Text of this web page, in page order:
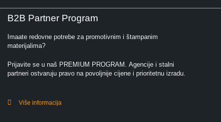
B2B Partner Program
Imaate redovne potrebe za promotivnim i štampanim
materijalima?
Prijavite se u naš PREMIUM PROGRAM. Agencije i stalni
partneri ostvaruju pravo na povoljnije cijene i prioritetnu izradu.
Više informacija